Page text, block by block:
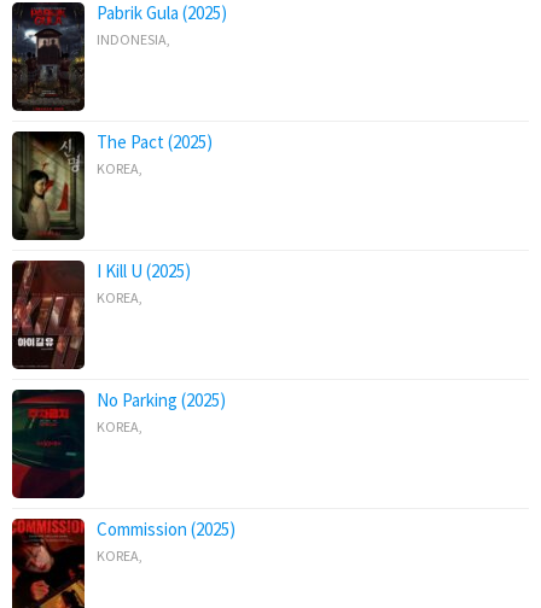
Pabrik Gula (2025)
INDONESIA
The Pact (2025)
KOREA
I Kill U (2025)
KOREA
No Parking (2025)
KOREA
Commission (2025)
KOREA